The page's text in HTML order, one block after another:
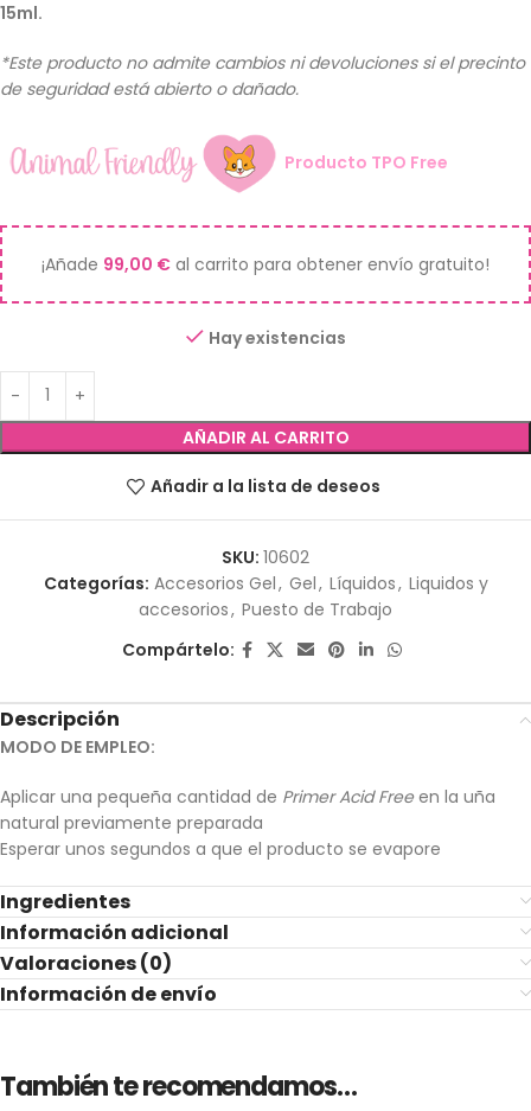
15ml.
*Este producto no admite cambios ni devoluciones si el precinto
de seguridad está abierto o dañado.
Producto TPO Free
¡Añade 99,00 € al carrito para obtener envío gratuito!
Hay existencias
AÑADIR AL CARRITO
Añadir a la lista de deseos
SKU: 10602
Categorías: Accesorios Gel, Gel, Líquidos, Liquidos y
accesorios, Puesto de Trabajo
Compártelo:
Descripción
MODO DE EMPLEO:
Aplicar una pequeña cantidad de Primer Acid Freeen la uña
natural previamente preparada
Esperar unos segundos a que el producto se evapore
Ingredientes
Información adicional
Valoraciones (0)
Información de envío
También te recomendamos…